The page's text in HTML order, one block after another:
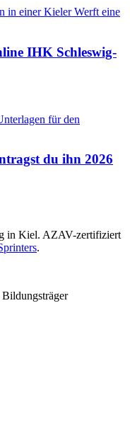
IHK Schleswig-
du ihn 2026
in Kiel. AZAV-zertifiziert
.